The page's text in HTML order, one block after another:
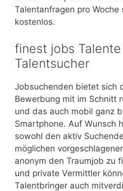
Talentanfragen pro Woche
kostenlos.
finest jobs Talente
Talentsucher
Jobsuchenden bietet sich
Bewerbung mit im Schnitt
und das auch mobil ganz
Smartphone. Auf Wunsch
sowohl den aktiv
möglichen
anonym den Traumjob zu
und private Vermittler
Talentbringer auch